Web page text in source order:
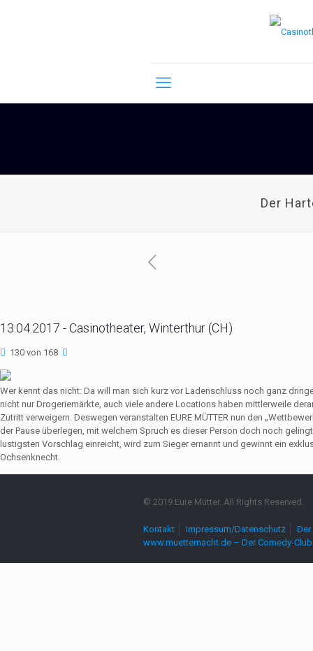
Der
13.04.2017 - Casinotheater, Winterthur (CH)
130 von 168
Wer kennt das nicht: Da will man sich kurz vor Ladenschluss noch ganz
nicht nur Drogeriemärkte, auch viele andere Locations haben mittlerweile
Zutritt verweigern. Deswegen veranstalten EURE MÜTTER nun den
der Pause überlegen, mit welchem Spruch es dieser Person doch noch
lustigsten Vorschlag einreicht, wird zum Sieger ernannt und gewinnt ein
Ochsenknecht.
© 2019 Eure Mütter. All Rights Reserved.
Kontakt Impressum/Datenschutz
www.muetternacht.de – Der Comedy-Club